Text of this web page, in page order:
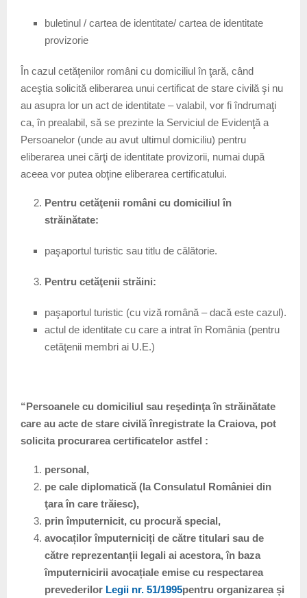
buletinul / cartea de identitate/ cartea de identitate
provizorie
În cazul cetăţenilor români cu domiciliul în ţară, când
aceştia solicită eliberarea unui certificat de stare civilă şi nu
au asupra lor un act de identitate – valabil, vor fi îndrumaţi
ca, în prealabil, să se prezinte la Serviciul de Evidenţă a
Persoanelor (unde au avut ultimul domiciliu) pentru
eliberarea unei cărţi de identitate provizorii, numai după
aceea vor putea obţine eliberarea certificatului.
Pentru cetăţenii români cu domiciliul în
străinătate:
paşaportul turistic sau titlu de călătorie.
Pentru cetăţenii străini:
paşaportul turistic (cu viză română – dacă este cazul).
actul de identitate cu care a intrat în România (pentru
cetăţenii membri ai U.E.)
“Persoanele cu domiciliul sau reşedinţa în străinătate
care au acte de stare civilă înregistrate la Craiova, pot
solicita procurarea certificatelor astfel :
personal,
pe cale diplomatică (la Consulatul României din
ţara în care trăiesc),
prin împuternicit, cu procură special,
avocaților împuterniciți de către titulari sau de
către reprezentanții legali ai acestora, în baza
împuternicirii avocațiale emise cu respectarea
prevederilor Legii nr. 51/1995pentru organizarea și